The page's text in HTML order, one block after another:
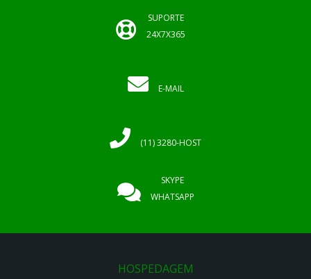
SUPORTE
24X7X365
E-MAIL
(11) 3280-HOST
SKYPE
WHATSAPP
HOSPEDAGEM